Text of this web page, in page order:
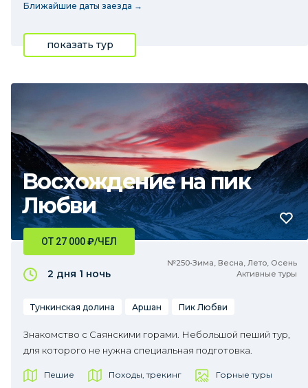
Ближайшие даты заезда →
показать тур
Восхождение на пик
Любви
№250•Зима, Весна, Лето, Осень
Активные туры
ОТ 27 000₽/ЧЕЛ
2 дня 1 ночь
Тункинская долина Аршан Пик Любви
Знакомство с Саянскими горами. Небольшой пеший тур,
для которого не нужна специальная подготовка.
Пешие Походы, трекинг Горные туры